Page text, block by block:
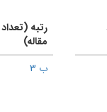
رتبه (تعداد
مقاله)
ب 3